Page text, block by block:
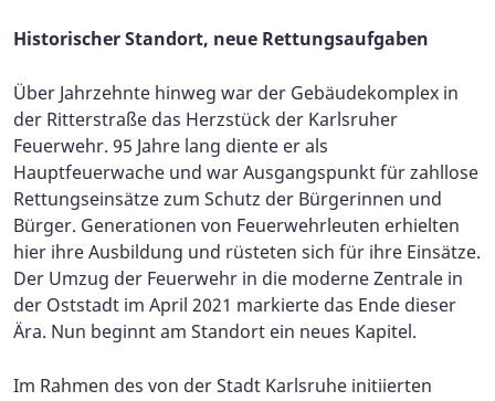
Historischer Standort, neue Rettungsaufgaben
Über Jahrzehnte hinweg war der Gebäudekomplex in
der Ritterstraße das Herzstück der Karlsruher
Feuerwehr. 95 Jahre lang diente er als
Hauptfeuerwache und war Ausgangspunkt für zahllose
Rettungseinsätze zum Schutz der Bürgerinnen und
Bürger. Generationen von Feuerwehrleuten erhielten
hier ihre Ausbildung und rüsteten sich für ihre Einsätze.
Der Umzug der Feuerwehr in die moderne Zentrale in
der Oststadt im April 2021 markierte das Ende dieser
Ära. Nun beginnt am Standort ein neues Kapitel.
Im Rahmen des von der Stadt Karlsruhe initiierten